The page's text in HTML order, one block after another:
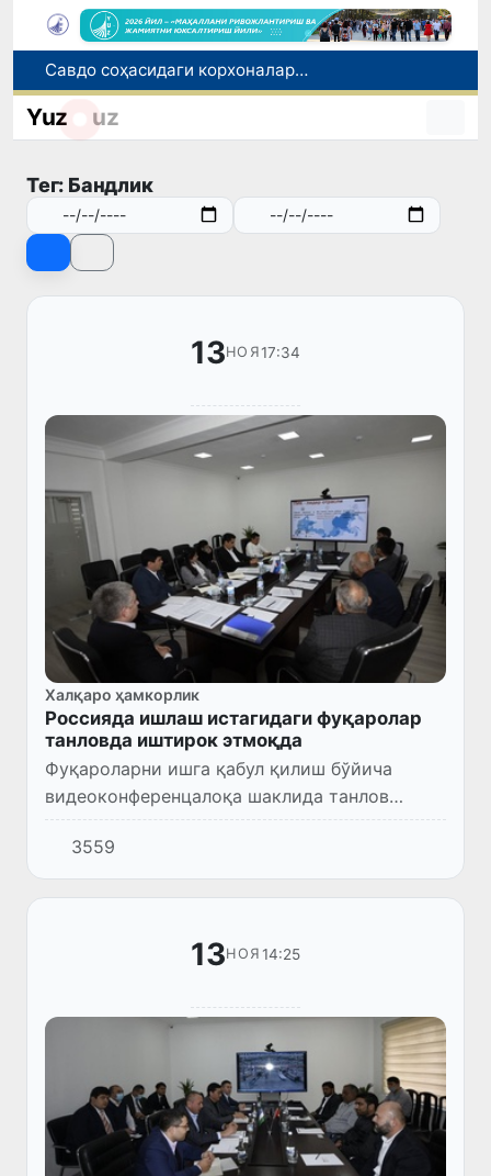
Савдо соҳасидаги корхоналар 18,8 трлн сўмдан ортиқ солиқ тўлади
Нукус шаҳрига янги прокурор тайинланди
Сирдарё вилоятида ноқонуний балиқ овлаш ҳолатига чек қўйилди
Yuz uz
Тег: Бандлик
13НОЯ17:34
Халқаро ҳамкорлик
Россияда ишлаш истагидаги фуқаролар
танловда иштирок этмоқда
Фуқароларни ишга қабул қилиш бўйича
видеоконференцалоқа шаклида танлов
ташкил этилмоқда.
3559
13НОЯ 14:25